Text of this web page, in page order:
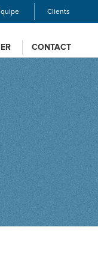
Clients
CONTACT